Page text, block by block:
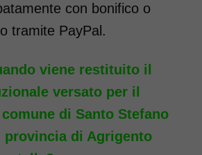
Carrozzina
- Seduta 46
cm
con bonifico o
tramite PayPal.
viene restituito il
versato per il
di Santo Stefano
provincia di Agrigento